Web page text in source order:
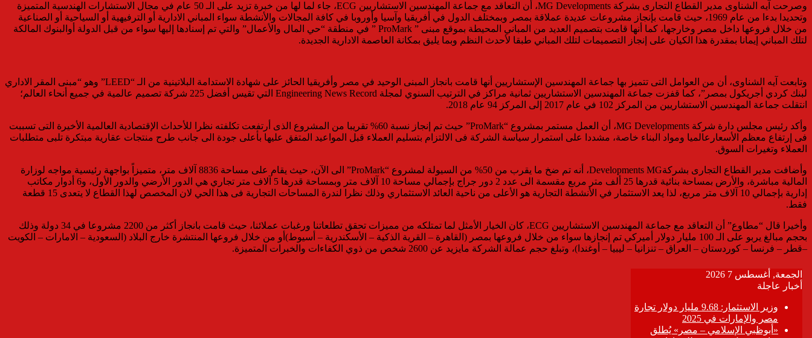
وصرحت آيه الشناوى مدير القطاع التجارى بشركة MG Developments، أن التعاقد مع جماعة المهندسين الاستشاريين ECG، جاء لما لها من خبرة تزيد على الـ 50 عام في مجال الاستشارات الهندسية المتميزة
وتحديدا بدءا من عام 1969، حيث قامت بإنجاز مشروعات عديدة عملاقة بمصر وبمختلف الدول في أفريقيا وآسيا وأوروبا في كافة المجالات والأنشطة سواء المباني الادارية أو الترفيهية أو السياحية أو الصناعية
من خلال فروعها داخل مصر وخارجها، كما أنها قامت بتصميم العديد من المباني المحيطة بموقع مبنى ” ProMark ” في منطقة “حي المال والأعمال” والتي تم إسنادها إليها سواء من قبل الدولة أوالبنوك المالكة
لتلك المباني إيمانا بمقدرة هذا الكيان على إنجاز التصميمات لتلك المباني طبقا لأحدث النظم وبما يليق بمكانة العاصمة الادارية الجديدة.
وتابعت آيه الشناوى، أن من العوامل التى تتميز بها جماعة المهندسين الإستشاريين أنها قامت بانجاز المبنى الوحيد في مصر وأفريقيا الحائز على شهادة الاستدامة البلاتينية من الـ “LEED” وهو “مبنى المقر الاداري
لبنك كردي أجريكول بمصر”، كما قفزت جماعة المهندسين الاستشاريين ثمانية مراكز في الترتيب السنوي لمجلة Engineering News Record التي تقيس أفضل 225 شركة تصميم عالمية في جميع أنحاء العالم؛
انتقلت جماعة المهندسين الاستشاريين من المركز 102 في عام 2017 إلى المركز 94 عام 2018.
وأكد رئيس مجلس دارة شركة MG Developments، أن العمل مستمر بمشروع “ProMark” حيث تم إنجاز نسبة 60% تقريبا من المشروع الذى أرتفعت تكلفته نظرا للأحداث الإقتصادية العالمية الأخيرة التى تسببت
فى إرتفاع معظم الأسعارعالميا ومواد البناء خاصة، مشددا على استمرار سياسة الشركة فى الالتزام بتسليم العملاء قبل المواعيد المتفق عليها بأعلى جودة الى جانب طرح منتجات عقارية مبتكرة تلبى متطلبات
العملاء وتغيرات السوق.
وأضافت مدير القطاع التجارى بشركةDevelopments MG، أنه تم ضخ ما يقرب من 50% من السيولة لمشروع “ProMark” الى الآن، حيث يقام على مساحة 8836 آلاف متر، متميزاً بواجهة رئيسية مواجه لوزارة
المالية مباشرة، والأرض بمساحة بنائية قدرها 25 ألف متر مربع مقسمة الى عدد 2 دور جراج بإجمالي مساحة 10 آلاف متر وبمساحة قدرها 5 آلاف متر تجاري هي الدور الأرضي والدور الأول، و6 أدوار مكاتب
إدارية بإجمالي 10 آلاف متر مربع، لذا يعد الاستثمار في الأنشطة التجارية هو الأعلى من ناحية العائد الاستثماري وذلك نظرا لندرة المساحات التجارية فى هذا الحي لان المخصص لهذا القطاع لا يتعدى 15 قطعة
فقط.
وأخيرا قال “مطاوع” أن التعاقد مع جماعة المهندسين الاستشاريين ECG، كان الخيار الأمثل لما تمتلكه من مميزات تحقق تطلعاتنا ورغبات عملائنا، حيث قامت بانجاز أكثر من 2200 مشروعا في 34 دولة وذلك
بحجم مبالغ يربو على الـ 100 مليار دولار أميركي تم إنجازها سواء من خلال فروعها بمصر (القاهرة – القرية الذكية – الأسكندرية – أسيوط)أو من خلال فروعها المنتشرة خارج البلاد (السعودية – الامارات – الكويت
–قطر – فرنسا – كوردستان – العراق – تنزانيا – ليبيا – أوغندا)، وتبلغ حجم عمالة الشركة مايزيد عن 2600 شخص من ذوي الكفاءات والخبرات المتميزة.